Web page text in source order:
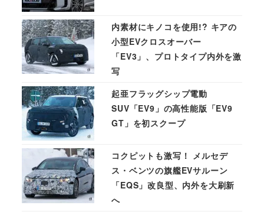
内素材にキノコを使用!? キアの
小型EVクロスオーバー
「EV3」、プロトタイプ内外を激
写
起亜フラッグシップ電動
SUV「EV9」の高性能版「EV9
GT」を初スクープ
コクピットも激写！ メルセデ
ス・ベンツの旗艦EVサルーン
「EQS」改良型、内外を大刷新
へ